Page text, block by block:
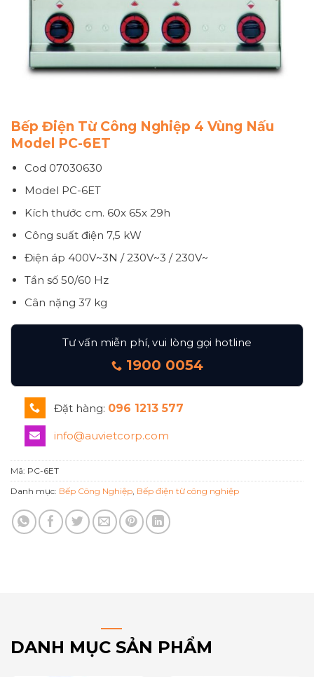
Bếp Điện Từ Công Nghiệp 4 Vùng Nấu
Model PC-6ET
Cod 07030630
Model PC-6ET
Kích thước cm. 60x 65x 29h
Công suất điện 7,5 kW
Điện áp 400V~3N / 230V~3 / 230V~
Tần số50/60 Hz
Cân nặng 37 kg
Tư vấn miễn phí, vui lòng gọi hotline
1900 0054
Đặt hàng: 096 1213 577
info@auvietcorp.com
Mã: PC-6ET
Danh mục: Bếp Công Nghiệp Bếp điện từ công nghiệp
DANH MỤC SẢN PHẨM